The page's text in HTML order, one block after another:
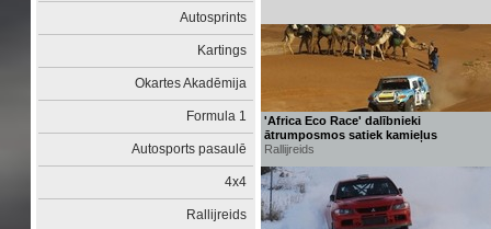
Autosprints
Kartings
Okartes Akadēmija
Formula 1
Autosports pasaulē
4x4
Rallijreids
'Africa Eco Race' dalībnieki
ātrumposmos satiek kamieļus
Rallijreids